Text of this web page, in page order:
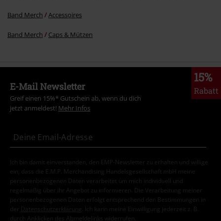
Band Merch Accessoires
Band Merch Caps & Mützen
15%
Rabatt
E-Mail Newsletter
Greif einen 15%* Gutschein ab, wenn du dich
jetzt anmeldest! Mehr Infos
Ich bin damit einverstanden, den EMP-Newsletter zu erhalten und willige
ein, dass die E.M.P. Merchandising Handelsgesellschaft mbH meine
personenbezogenen Daten verarbeitet um mich individuell und
regelmäßig über ihr Angebot zu informieren. Die Verarbeitung meiner
personenbezogenen Daten erfolgt entsprechend den Bestimmungen in
der
Datenschutzerklärung
. Ich kann meine Einwilligung jederzeit z. B.
durch Anklicken des Abmeldelinks widerrufen.